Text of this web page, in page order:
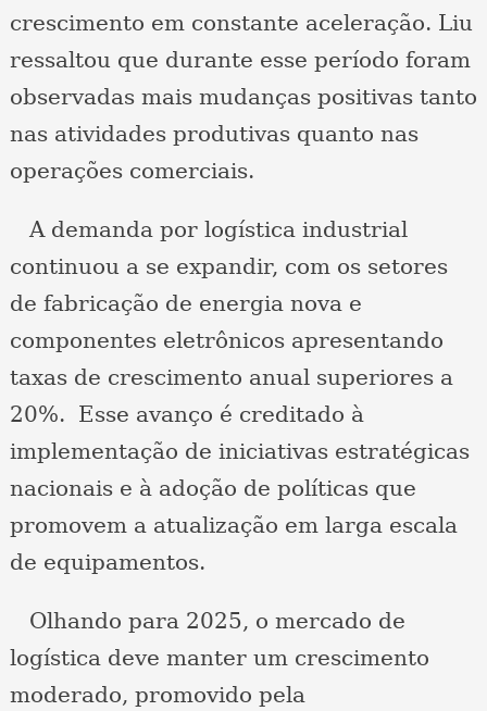
crescimento em constante aceleração. Liu
ressaltou que durante esse período foram
observadas mais mudanças positivas tanto
nas atividades produtivas quanto nas
operações comerciais.
A demanda por logística industrial
continuou a se expandir, com os setores
de fabricação de energia nova e
componentes eletrônicos apresentando
taxas de crescimento anual superiores a
20%. Esse avanço é creditado à
implementação de iniciativas estratégicas
nacionais e à adoção de políticas que
promovem a atualização em larga escala
de equipamentos.
Olhando para 2025, o mercado de
logística deve manter um crescimento
moderado, promovido pela